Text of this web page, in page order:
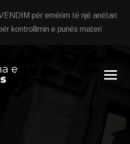
për emërim të një anëtari
kontrollimin e punës materi